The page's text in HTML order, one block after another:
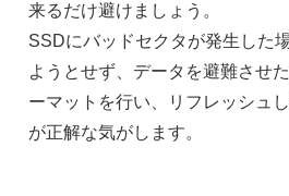
来るだけ避けましょう。
SSDにバッドセクタが発生した
ようとせず、データを避難させ
ーマットを行い、リフレッシュ
が正解な気がします。